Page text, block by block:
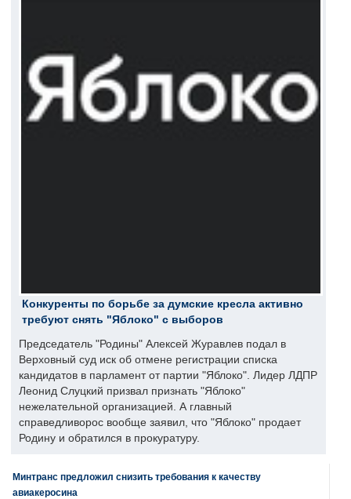
Конкуренты по борьбе за думские кресла активно
требуют снять "Яблоко" с выборов
Председатель "Родины" Алексей Журавлев подал в
Верховный суд иск об отмене регистрации списка
кандидатов в парламент от партии "Яблоко". Лидер ЛДПР
Леонид Слуцкий призвал признать "Яблоко"
нежелательной организацией. А главный
справедливорос вообще заявил, что "Яблоко" продает
Родину и обратился в прокуратуру.
Минтранс предложил снизить требования к качеству
авиакеросина